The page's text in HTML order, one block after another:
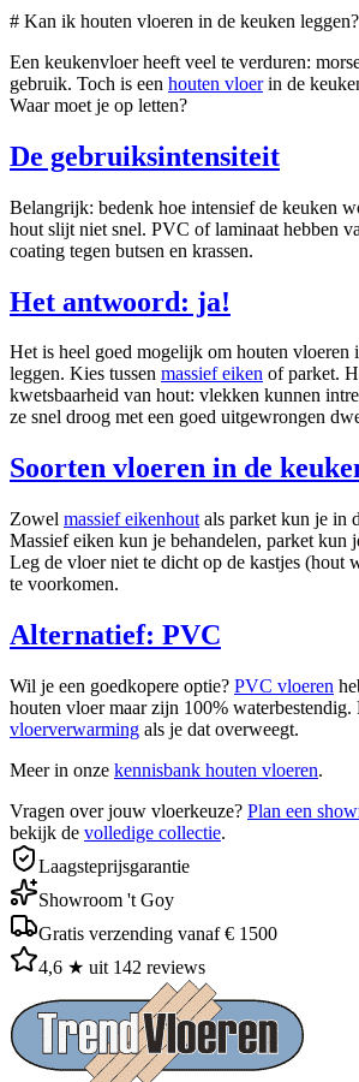
# Kan ik houten vloeren in de keuken leggen?
Een keukenvloer heeft veel te verduren:
gebruik. Toch is een houten vloerin de
Waar moet je op letten?
De gebruiksintensiteit
Belangrijk: bedenk hoe intensief de keuken
hout slijt niet snel. PVC of laminaat hebben
coating tegen butsen en krassen.
Het antwoord: ja!
Het is heel goed mogelijk om houten vloeren
leggen. Kies tussen massief eiken of parket.
kwetsbaarheid van hout: vlekken kunnen
ze snel droog met een goed uitgewrongen
Soorten vloeren in de
Zowel massief eikenhout als parket kun je in
Massief eiken kun je behandelen, parket kun
Leg de vloer niet te dicht op de kastjes (hout
te voorkomen.
Alternatief: PVC
Wil je een goedkopere optie? PVC vloeren
houten vloer maar zijn 100% waterbestendig.
vloerverwarming als je dat overweegt.
Meer in onze kennisbank houten vloeren.
Vragen over jouw vloerkeuze? Plan een
bekijk de volledige collectie.
Laagsteprijsgarantie
Showroom 't Goy
Gratis verzending vanaf € 1500
4,6 ★ uit 142 reviews